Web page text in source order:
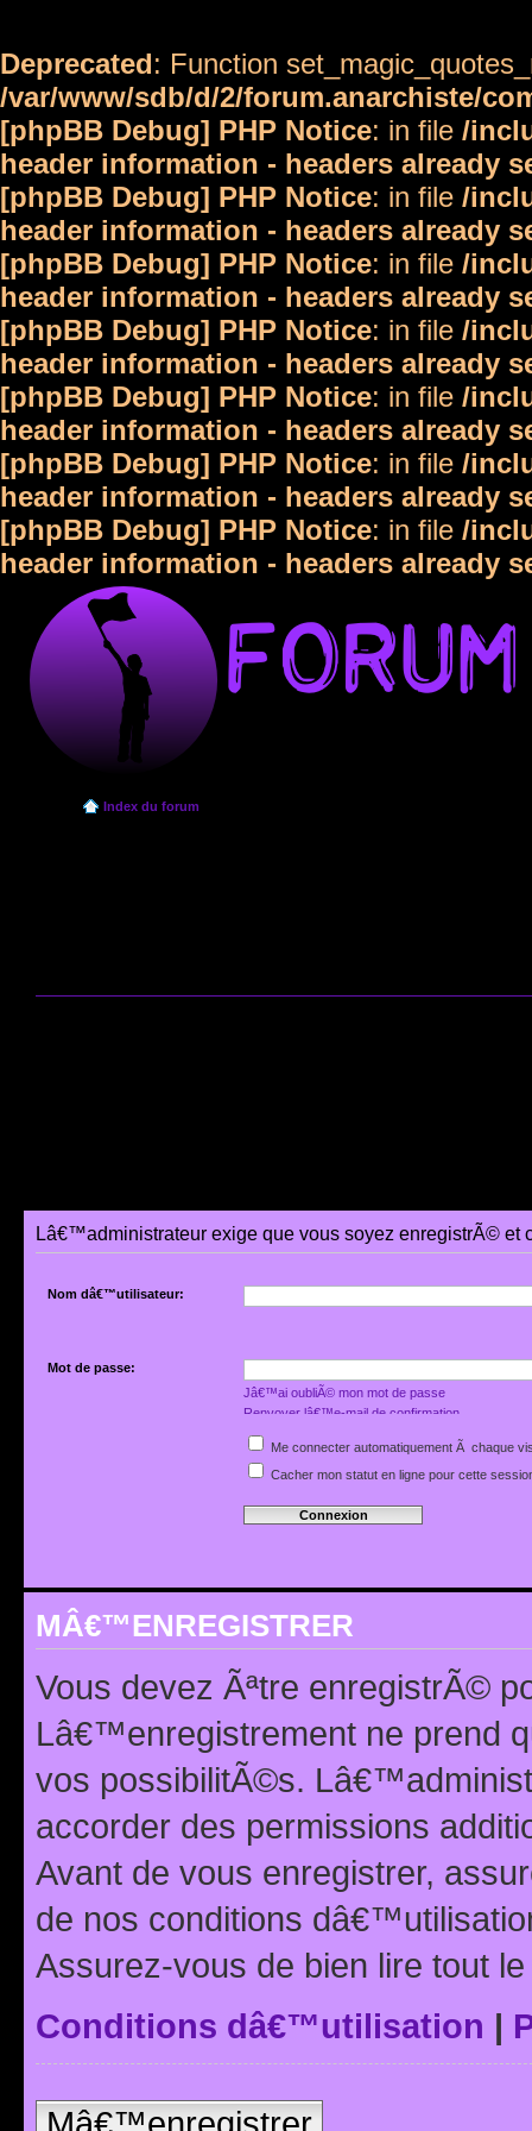
Deprecated: Function
/var/www/sdb/d/2/forum.anarchiste/
[phpBB Debug] PHP Notice: in file /
header information - headers already
[phpBB Debug] PHP Notice: in file /
header information - headers already
[phpBB Debug] PHP Notice: in file /
header information - headers already
[phpBB Debug] PHP Notice: in file /
header information - headers already
[phpBB Debug] PHP Notice: in file /
header information - headers already
[phpBB Debug] PHP Notice: in file /
header information - headers already
[phpBB Debug] PHP Notice: in file /
header information - headers already
Index du forum
Lâ€™administrateur exige que vous soyez enregistrÃ©
Nom dâ€™utilisateur:
Mot de passe:
Jâ€™ai oubliÃ© mon mot de passe
Renvoyer lâ€™e-mail de confirmation
Me connecter automatiquement Ã chaque
Cacher mon statut en ligne pour cette
MÂ€™ENREGISTRER
Vous devez Ãªtre enregistrÃ©
Lâ€™enregistrement ne prend
vos possibilitÃ©s.
accorder des permissions
Avant de vous enregistrer,
de nos conditions
Assurez-vous de bien lire tout
Conditions dâ€™utilisation |
Mâ€™enregistrer